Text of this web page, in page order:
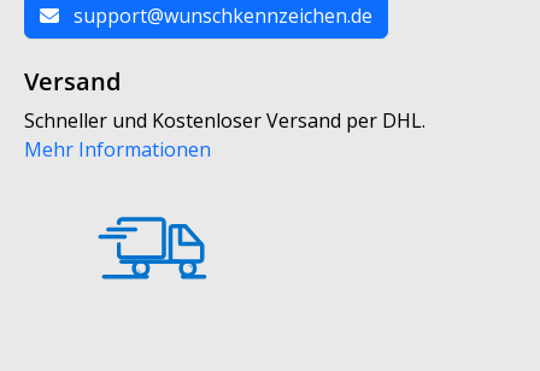
support@wunschkennzeichen.de
Versand
Schneller und Kostenloser Versand per DHL.
Mehr Informationen